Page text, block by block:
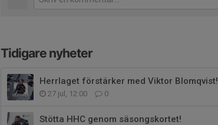
Tidigare nyheter
Herrlaget förstärker med Viktor Blomqvist!
27 jul, 12:00 0
Stötta HHC genom säsongskortet!